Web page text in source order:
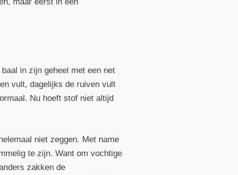
in zijn geheel met een net
vult, dagelijks de ruiven vult
Nu hoeft stof niet altijd
niet zeggen. Met name
te zijn. Want om vochtige
zakken de